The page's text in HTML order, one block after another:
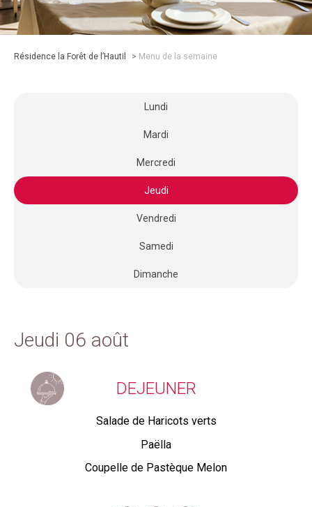
Résidence la Forêt de l’Hautil > Menu de la semaine
Lundi
Mardi
Mercredi
Jeudi
Vendredi
Samedi
Dimanche
Jeudi 06 août
DEJEUNER
Salade de Haricots verts
Paëlla
Coupelle de Pastèque Melon